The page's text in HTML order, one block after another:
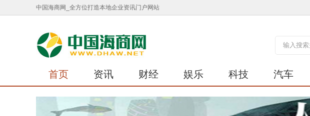
中国海商网_全方位打造本地企业资讯门户网站
首页 资讯 财经 娱乐 科技 汽车